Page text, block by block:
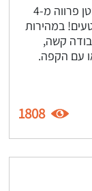
עוגיות חמאת בוטנים ושוקולד צ'יפס ללא גלוטן פרווה מ-4
במהירות
קשה,
עם הקפה.
1808